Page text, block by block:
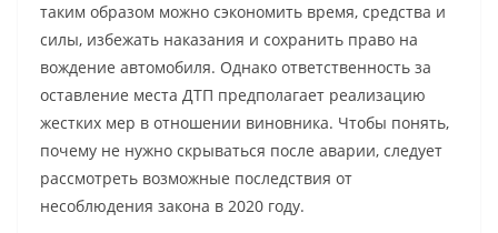
таким образом можно сэкономить время, средства и
силы, избежать наказания и сохранить право на
вождение автомобиля. Однако ответственность за
оставление места ДТП предполагает реализацию
жестких мер в отношении виновника. Чтобы понять,
почему не нужно скрываться после аварии, следует
рассмотреть возможные последствия от
несоблюдения закона в 2020 году.